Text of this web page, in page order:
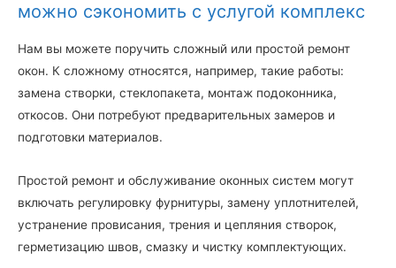
можно сэкономить с услугой комплекс
Нам вы можете поручить сложный или простой ремонт
окон. К сложному относятся, например, такие работы:
замена створки, стеклопакета, монтаж подоконника,
откосов. Они потребуют предварительных замеров и
подготовки материалов.
Простой ремонт и обслуживание оконных систем могут
включать регулировку фурнитуры, замену уплотнителей,
устранение провисания, трения и цепляния створок,
герметизацию швов, смазку и чистку комплектующих.